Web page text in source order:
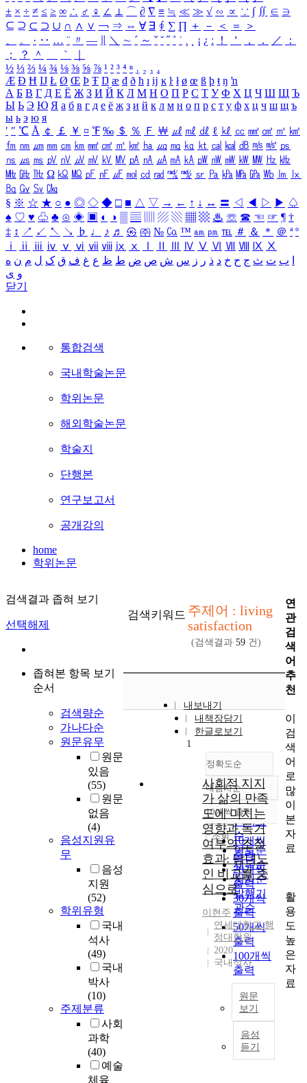
± × ÷ ≠ ≤ ≥ ∞ ∴ ♂ ♀ ∠ ⊥ ⌒ ∂ ∇ ≡ ≒ ≪ ≫ √ ∽ ∝ ∵ ∫ ∬ ∈ ∋
⊆ ⊇ ⊂ ⊃ ∪ ∩ ∧ ∨ ￢ ⇒ ⇔ ∀ ∃ ∮ ∑ ∏ ＋ － ＜ ＝
＞
、
。 · ‥ … ¨ 〃 ― ＼ ∼ ´ ～ ˇ ˘ ˝ ˚ ˙ ¸ ¡ ¿ ː ！ ＇ ， ． ／
：
；
？ ＾ ｀
½ ⅓ ⅔ ¼ ¾ ⅛ ⅜ ⅝ ⅞ ¹ ² ³ ⁴ ⁿ ₁ ₂ ₃ ₄
Æ Ð Ħ Ĳ Ł Ø Œ Þ Ŧ Ŋ æ đ ð ħ ı ĳ ĸ ŀ ł ø œ ß þ ŧ ŋ ŉ
А Б В Г Д Е Ё Ж З И Й К Л М Н О П Р С Т У Ф Х Ц Ч Ш Щ Ъ
Ы Ь Э Ю Я а б в г д е ё ж з и й к л м н о п р с т у ф х ц ч ш щ ъ
ы ь э ю я
′ ″ ℃ Å ￠ ￡ ￥ ¤ ℉ ‰ ＄ ％ Ｆ ￦ ㎕ ㎖ ㎗ ℓ ㎘ ㏄ ㎣ ㎤ ㎥ ㎦
㎙ ㎚ ㎛ ㎜ ㎝ ㎞ ㎟ ㎠ ㎡ ㎢ ㏊ ㎍ ㎎ ㎏ ㏏ ㎈ ㎉ ㏈ ㎧ ㎨ ㎰
㎱ ㎲ ㎳ ㎴ ㎵ ㎶ ㎷ ㎸ ㎹ ㎀ ㎁ ㎂ ㎃ ㎄ ㎺ ㎻ ㎽ ㎾ ㎿ ㎐ ㎑
㎒ ㎓ ㎔ Ω ㏀ ㏁ ㎊ ㎋ ㎌ ㏖ ㏅ ㎭ ㎮ ㎯ ㏛ ㎩ ㎪ ㎫ ㎬ ㏝ ㏐
㏓
㏃ ㏉ ㏜ ㏆
§ ※ ☆ ★ ○ ● ◎ ◇ ◆ □ ■ △ ▽ → ← ↑ ↓ ↔ 〓 ◁ ◀ ▷ ▶ ♤
♠ ♡ ♥ ♧ ♣ ⊙ ◈ ▣ ◐ ◑ ▒ ▤ ▨ ▧ ▦ ▩ ♨ ☏ ☎ ☜ ☞ ¶ †
‡ ↕ ↗ ↙ ↖ ↘ ♭ ♩ ♪ ♬ ㉿ ㈜ № ㏇ ™ ㏂ ㏘ ℡ ＃ ＆ ＊ ＠ ª º
ⅰ
ⅱ ⅲ ⅳ ⅴ ⅵ ⅶ ⅷ ⅸ ⅹ Ⅳ Ⅴ Ⅵ Ⅶ Ⅷ Ⅸ Ⅹ
ب ت ث ج ح خ د ذ ر ز س ش ص ض ط ظ ع غ ف ق ک ل م ن ه
و ی
닫기
통합검색
국내학술논문
학위논문
해외학술논문
학술지
단행본
연구보고서
공개강의
home
학위논문
검색결과 좁혀 보기
선택해제
좁혀본 항목 보기
순서
검색량순
가나다순
원문유무
원문
있음
(55)
원문
없음
(4)
음성지원유
무
음성
지원
(52)
학위유형
국내
석사
(49)
국내
박사
(10)
주제분류
사회
과학
(40)
예술
체육
검색키워드 주제어 : living
satisfaction
(검색결과 59 건)
내보내기
내책장담기
한글로보기
정확도순
정확도
순
인기도
순
연도순
제목순
저자순
발행기
관순
내림차순
내림차순
10개씩 출력
10개씩
출력
20개씩
출력
30개씩
출력
50개씩
출력
100개씩
출력
조회
1
사회적 지지
가 삶의 만족
도에 미치는
영향과 독거
여부의 조절
효과: 남녀노
인 비교를 중
심으로
이현주
연세대학교 행
정대학원
2020
국내석사
원문
보기
음성
듣기
연
관
검
색
어
추
천
이
검
색
어
로
많
이
본
자
료
활
용
도
높
은
자
료